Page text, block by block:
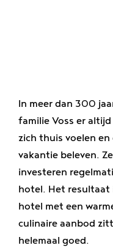
In meer dan 300
familie Voss er
zich thuis voelen
vakantie beleven.
investeren
hotel. Het resultaat
hotel met een
culinaire aanbod
helemaal goed.